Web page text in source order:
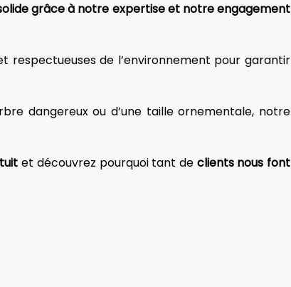
grâce à notre expertise et notre engagement
respectueuses de l’environnement pour garantir
dangereux ou d’une taille ornementale, notre
et découvrez pourquoi tant de clients nous font